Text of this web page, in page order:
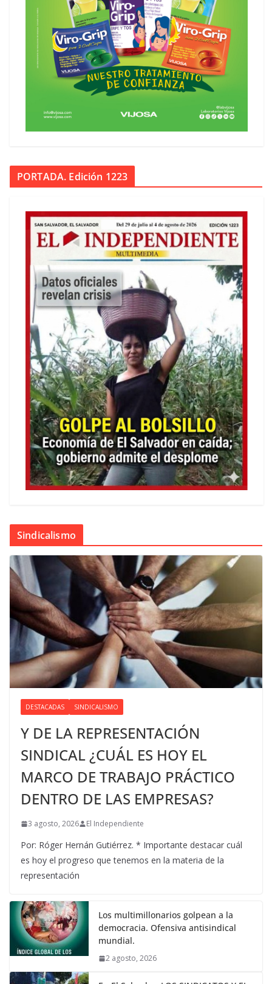
PORTADA. Edición 1223
Sindicalismo
DESTACADAS SINDICALISMO
Y DE LA REPRESENTACIÓN
SINDICAL ¿CUÁL ES HOY EL
MARCO DE TRABAJO PRÁCTICO
DENTRO DE LAS EMPRESAS?
3 agosto, 2026 El Independiente
Por: Róger Hernán Gutiérrez. * Importante destacar cuál
es hoy el progreso que tenemos en la materia de la
representación
Los multimillonarios golpean a la
democracia. Ofensiva antisindical
mundial.
2 agosto, 2026